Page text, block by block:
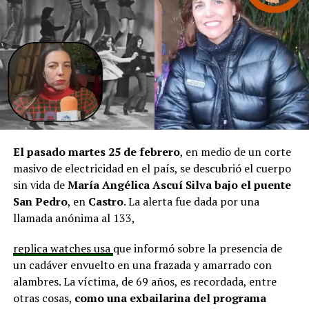
agregando que en su comuna tienen iniciativas
aprobadas que aún esperan financiamiento, como la
infraestructura del Club Deportivo Bernardo O’Higgins
y el cierre perimetral del Club Deportivo Aucar, obras
fundamentales para el desarrollo comunitario.
El alcalde de Quemchi, Javier Ugarte, expresó una
situación similar, señalando que en su comuna tienen
proyectos elegibles tanto en PMU como en PMB, pero
que hasta la fecha no han recibido respuesta clara sobre
si se entregarán los recursos.“Preocupa esta situación,
estos son proyectos que vienen trabajándose desde
hace tiempo y que hoy están en riesgo por la falta de
En la comuna deCuraco de Vélez, la alcaldesa Javiera
Yáñezindicó que históricamente la Subdere ha apoyado
a los municipios en diversos proyectos y que confía en
El pasado martes 25 de febrero, en medio de un corte
masivo de electricidad en el país, se descubrió el cuerpo
sin vida deMaría Angélica Ascuí Silvabajo el puente
San Pedro, en Castro. La alerta fue dada por una
llamada anónima al 133,
replica watches usa que informó sobre la presencia de
un cadáver envuelto en una frazada y amarrado con
alambres. La víctima, de 69 años, es recordada, entre
otras cosas, como una exbailarina del programa